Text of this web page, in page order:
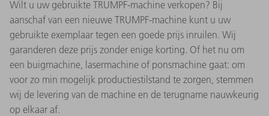
Wilt u uw gebruikte TRUMPF-machine verkopen? Bij
aanschaf van een nieuwe TRUMPF-machine kunt u uw
gebruikte exemplaar tegen een goede prijs inruilen. Wij
garanderen deze prijs zonder enige korting. Of het nu om
een buigmachine, lasermachine of ponsmachine gaat: om
voor zo min mogelijk productiestilstand te zorgen, stemmen
wij de levering van de machine en de terugname nauwkeurig
op elkaar af.